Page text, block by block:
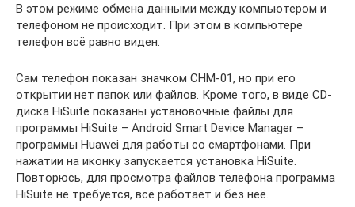
В этом режиме обмена данными между компьютером и
телефоном не происходит. При этом в компьютере
телефон всё равно виден:
Сам телефон показан значком CHM-01, но при его
открытии нет папок или файлов. Кроме того, в виде CD-
диска HiSuite показаны установочные файлы для
программы HiSuite – Android Smart Device Manager –
программы Huawei для работы со смартфонами. При
нажатии на иконку запускается установка HiSuite.
Повторюсь, для просмотра файлов телефона программа
HiSuite не требуется, всё работает и без неё.